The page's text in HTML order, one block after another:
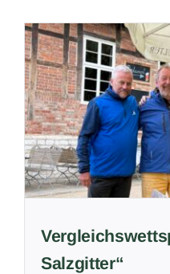
Salzgitter“